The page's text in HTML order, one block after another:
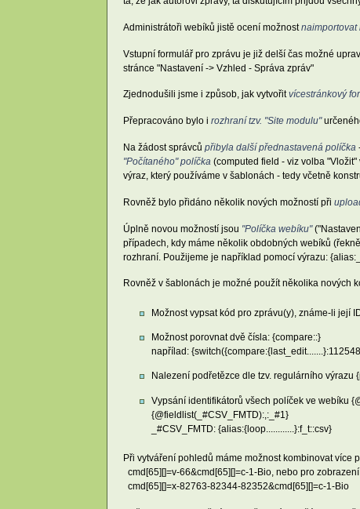
Administrátoři webíků jistě ocení možnostnaimportovat
Vstupní formulář pro zprávu je již delší čas možné
stránce "Nastavení -> Vzhled - Správa zpráv"
Zjednodušili jsme i způsob, jak vytvořitvícestránkový
Přepracováno bylo i rozhraní tzv. "Site modulu"
Na žádost správců přibyla další přednastavená políčka
"Počítaného" políčka (computed field - viz volba
výraz, který používáme v šablonách - tedy včetně
Rovněž bylo přidáno několik nových možností při
Úplně novou možností jsou "Políčka webíku"
případech, kdy máme několik obdobných webíků
rozhraní. Použijeme je například pomocí výrazu:
Rovněž v šablonách je možné použít několika nových
Možnost vypsat kód pro zprávu(y), známe-li její
Možnost porovnat dvě čísla: {compare::}
napřílad:
Nalezení podřetězce dle tzv. regulárního výrazu
Vypsání identifikátorů všech políček ve webíku
{@fieldlist(_#CSV_FMTD):,:_#1}
_#CSV_FMTD: {alias:{loop............}:f_t::csv}
Při vytváření pohledů máme možnost kombinovat více
cmd[65][]=v-66&cmd[65][]=c-1-Bio, nebo pro
cmd[65][]=x-82763-82344-82352&cmd[65][]=c-1-Bio